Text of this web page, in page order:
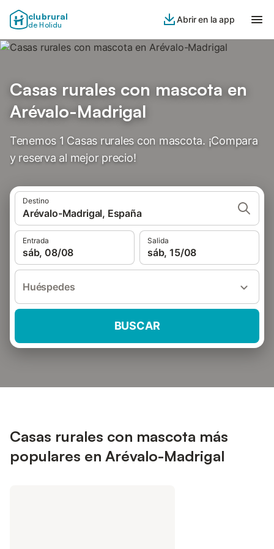
clubrural
de Holidu
Abrir en la app
Casas rurales con mascota en
Arévalo-Madrigal
Tenemos 1 Casas rurales con mascota. ¡Compara
y reserva al mejor precio!
Destino
Arévalo-Madrigal, España
Entrada
sáb, 08/08
Salida
sáb, 15/08
Huéspedes
BUSCAR
Casas rurales con mascota más
populares en Arévalo-Madrigal